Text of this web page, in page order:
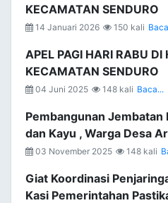
KECAMATAN SENDURO
14 Januari 2026 150 kali
APEL PAGI HARI RABU
KECAMATAN SENDURO
04 Juni 2025 148 kali Baca...
Pembangunan Jembatan
dan Kayu , Warga Desa
03 November 2025 148 kali
Giat Koordinasi
Kasi Pemerintahan